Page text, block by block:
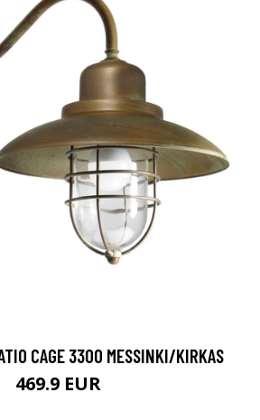
CAGE 3300 MESSINKI/KIRKAS
469.9 EUR